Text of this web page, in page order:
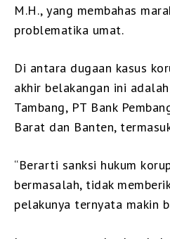
M.H., yang membahas
problematika umat.
Di antara dugaan kasus
akhir belakangan ini
Tambang, PT Bank
Barat dan Banten,
“Berarti sanksi hukum
bermasalah, tidak
pelakunya ternyata makin